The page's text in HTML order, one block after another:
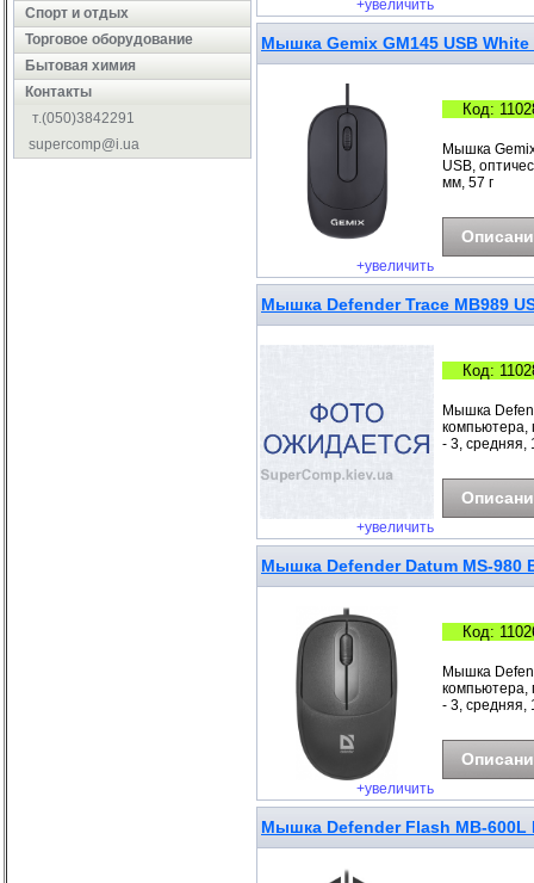
Cпорт и отдых
Торговое оборудование
Бытовая химия
Контакты
т.(050)3842291
supercomp@i.ua
+увеличить
Мышка Gemix GM145 USB White
+увеличить
Код:
Мышка
USB,
мм, 57 г
Мышка Defender Trace MB989
+увеличить
Код:
Мышка
компьютера,
- 3, средняя,
Мышка Defender Datum MS-980
+увеличить
Код:
Мышка
компьютера,
- 3, средняя,
Мышка Defender Flash MB-600L